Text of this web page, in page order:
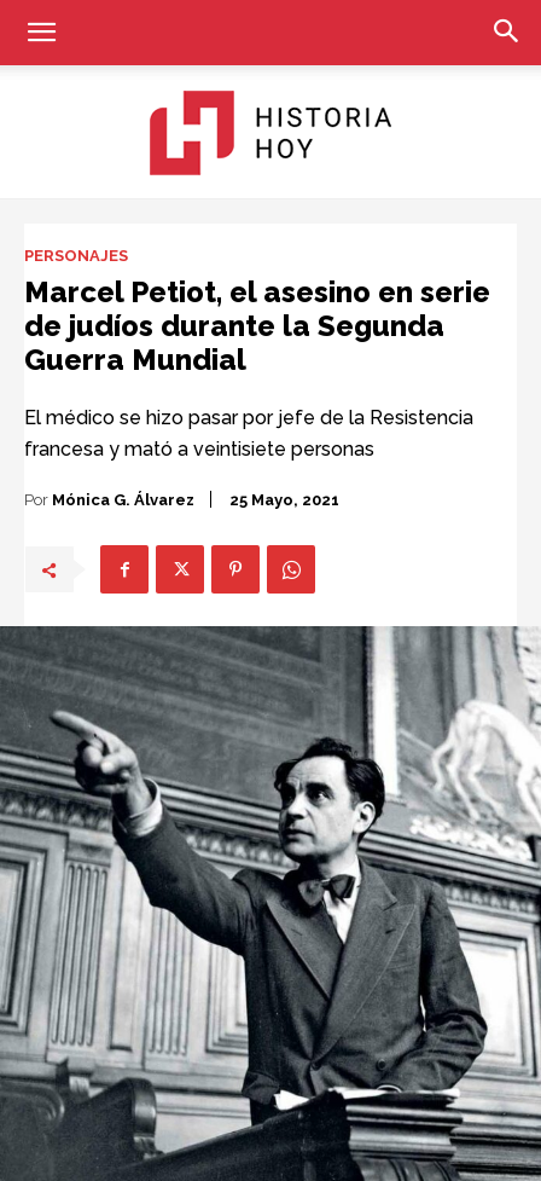
Hoy
PERSONAJES
Marcel Petiot, el asesino en serie
de judíos durante la Segunda
Guerra Mundial
El médico se hizo pasar por jefe de la Resistencia
francesa y mató a veintisiete personas
Por Mónica G. Álvarez 25 Mayo, 2021